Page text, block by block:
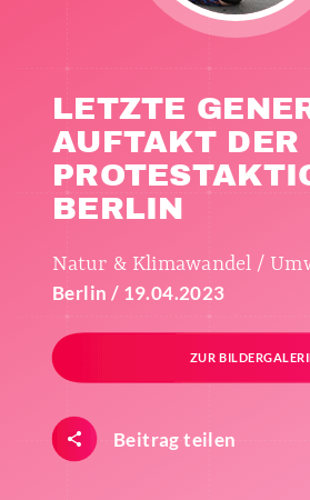
LETZTE
AUFTAKT DER
BERLIN
Natur & Klimawandel /
Berlin / 19.04.2023
ZUR
Beitrag teilen